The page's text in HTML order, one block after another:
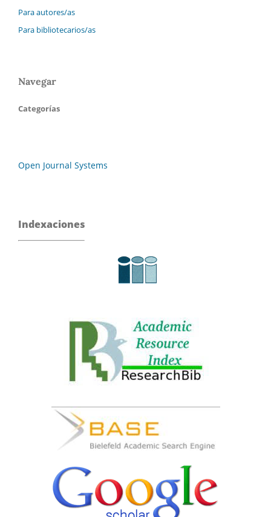
Para autores/as
Para bibliotecarios/as
Navegar
Categorías
Open Journal Systems
Indexaciones